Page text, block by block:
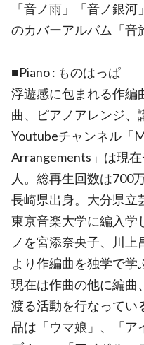
「音ノ雨」「音ノ銀
のカバーアルバム「音
■Piano : ものはっぱ
浮遊感に包まれる作編
曲、ピアノアレンジ、
Youtubeチャンネル「
Arrangements」は現
人。総再生回数は700
長崎県出身。大分県立
東京音楽大学に編入学
ノを宮添奈央子、川
より作編曲を独学で学
現在は作曲の他に編曲
渡る活動を行なってい
品は「ウマ娘」、「ア